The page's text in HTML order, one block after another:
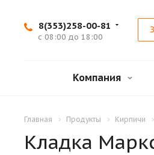
8(353)258-00-81
с 08:00 до 18:00
Компания
Главная Продукты Кирпичи
Кладка